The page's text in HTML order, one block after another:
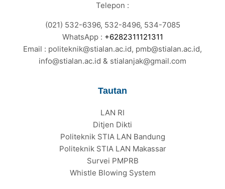
Telepon :
(021) 532-6396, 532-8496, 534-7085
WhatsApp : +6282311121311
Email : politeknik@stialan.ac.id, pmb@stialan.ac.id,
info@stialan.ac.id & stialanjak@gmail.com
Tautan
LAN RI
Ditjen Dikti
Politeknik STIA LAN Bandung
Politeknik STIA LAN Makassar
Survei PMPRB
Whistle Blowing System